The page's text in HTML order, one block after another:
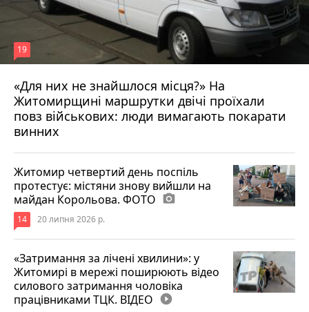
«Для них не знайшлося місця?» На
Житомирщині маршрутки двічі проїхали
повз військових: люди вимагають покарати
винних
19
17 липня 2026 р.
Житомир четвертий день поспіль
протестує: містяни знову вийшли на
майдан Корольова. ФОТО photo_camera
14 20 липня 2026 р.
«Затримання за лічені хвилини»: у
Житомирі в мережі поширюють відео
силового затримання чоловіка
працівниками ТЦК. ВІДЕО play_circle_filled